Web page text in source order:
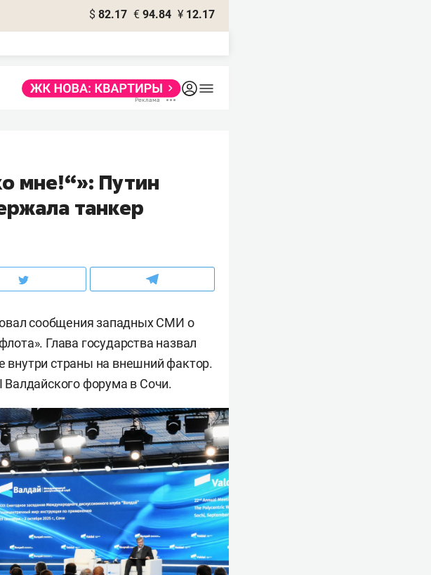
$ 82.17 € 94.84 ¥ 12.17
мне!“»: Путин
танкер
сообщения западных СМИ о
Глава государства назвал
внутри страны на внешний фактор.
Валдайского форума в Сочи.